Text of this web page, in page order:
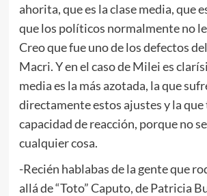
ahorita, que es la clase media, que
que los políticos normalmente no
Creo que fue uno de los defectos
Macri. Y en el caso de Milei es
media es la más azotada, la que
directamente estos ajustes y la que
capacidad de reacción, porque no
cualquier cosa.
-Recién hablabas de la gente que
allá de “Toto” Caputo, de Patricia